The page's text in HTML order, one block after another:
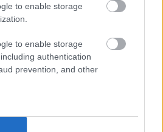
to enable storage
to enable storage
authentication
prevention, and other